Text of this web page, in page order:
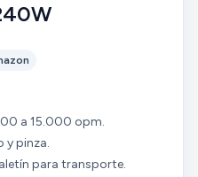
a 15.000 opm.
y pinza.
para transporte.